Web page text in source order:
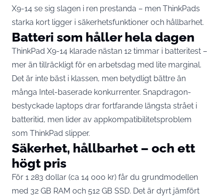
X9-14 se sig slagen i ren prestanda – men ThinkPads
starka kort ligger i säkerhetsfunktioner och hållbarhet.
Batteri som håller hela dagen
ThinkPad X9-14 klarade nästan 12 timmar i batteritest –
mer än tillräckligt för en arbetsdag med lite marginal.
Det är inte bäst i klassen, men betydligt bättre än
många Intel-baserade konkurrenter. Snapdragon-
bestyckade laptops drar fortfarande längsta strået i
batteritid, men lider av appkompatibilitetsproblem
som ThinkPad slipper.
Säkerhet, hållbarhet – och ett
högt pris
För 1 283 dollar (ca 14 000 kr) får du grundmodellen
med 32 GB RAM och 512 GB SSD. Det är dyrt jämfört